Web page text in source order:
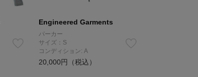
Engineered Garments
パーカー
サイズ：S
コンディション: A
20,000円（税込）